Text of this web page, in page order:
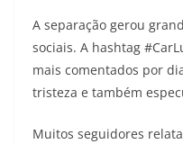
A separação gerou
sociais. A hashtag
mais comentados por
tristeza e também
Muitos seguidores